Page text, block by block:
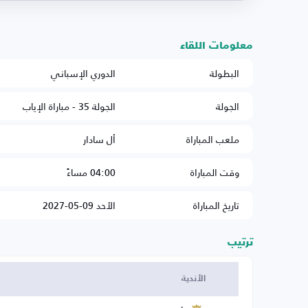
معلومات اللقاء
البطولة
الدوري الإسباني
الجولة
الجولة 35 - مباراة الإياب
ملعب المباراة
أل سادار
وقت المباراة
04:00 مساءً
تاريخ المباراة
الأحد 09-05-2027
ترتيب
الأندية